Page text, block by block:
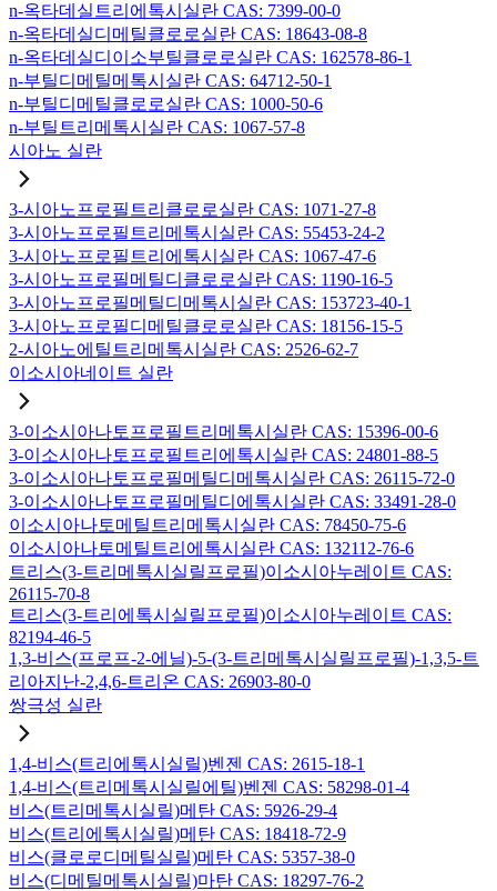
n-옥타데실트리에톡시실란 CAS: 7399-00-0
n-옥타데실디메틸클로로실란 CAS: 18643-08-8
n-옥타데실디이소부틸클로로실란 CAS: 162578-86-1
n-부틸디메틸메톡시실란 CAS: 64712-50-1
n-부틸디메틸클로로실란 CAS: 1000-50-6
n-부틸트리메톡시실란 CAS: 1067-57-8
시아노 실란
3-시아노프로필트리클로로실란 CAS: 1071-27-8
3-시아노프로필트리메톡시실란 CAS: 55453-24-2
3-시아노프로필트리에톡시실란 CAS: 1067-47-6
3-시아노프로필메틸디클로로실란 CAS: 1190-16-5
3-시아노프로필메틸디메톡시실란 CAS: 153723-40-1
3-시아노프로필디메틸클로로실란 CAS: 18156-15-5
2-시아노에틸트리메톡시실란 CAS: 2526-62-7
이소시아네이트 실란
3-이소시아나토프로필트리메톡시실란 CAS: 15396-00-6
3-이소시아나토프로필트리에톡시실란 CAS: 24801-88-5
3-이소시아나토프로필메틸디메톡시실란 CAS: 26115-72-0
3-이소시아나토프로필메틸디에톡시실란 CAS: 33491-28-0
이소시아나토메틸트리메톡시실란 CAS: 78450-75-6
이소시아나토메틸트리에톡시실란 CAS: 132112-76-6
트리스(3-트리메톡시실릴프로필)이소시아누레이트 CAS:
26115-70-8
트리스(3-트리에톡시실릴프로필)이소시아누레이트 CAS:
82194-46-5
1,3-비스(프로프-2-에닐)-5-(3-트리메톡시실릴프로필)-1,3,5-트
리아지난-2,4,6-트리온 CAS: 26903-80-0
쌍극성 실란
1,4-비스(트리에톡시실릴)벤젠 CAS: 2615-18-1
1,4-비스(트리메톡시실릴에틸)벤젠 CAS: 58298-01-4
비스(트리메톡시실릴)메탄 CAS: 5926-29-4
비스(트리에톡시실릴)메탄 CAS: 18418-72-9
비스(클로로디메틸실릴)메탄 CAS: 5357-38-0
비스(디메틸메톡시실릴)마탄 CAS: 18297-76-2